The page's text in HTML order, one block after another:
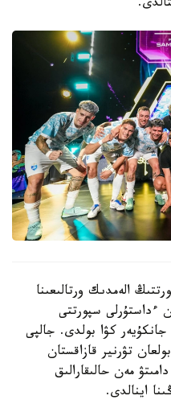
الەمدىك ورتالىعىنا
ءداستۇرلى سپورتتى
جانكۇيەر كۋا بولدى. جالپى
دوللار بولعان تۋرنير قازاقستان
مەن حالىقارالىق
اينالدى.